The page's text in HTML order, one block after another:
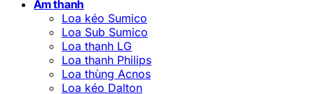
Âm thanh
Loa kéo Sumico
Loa Sub Sumico
Loa thanh LG
Loa thanh Philips
Loa thùng Acnos
Loa kéo Dalton